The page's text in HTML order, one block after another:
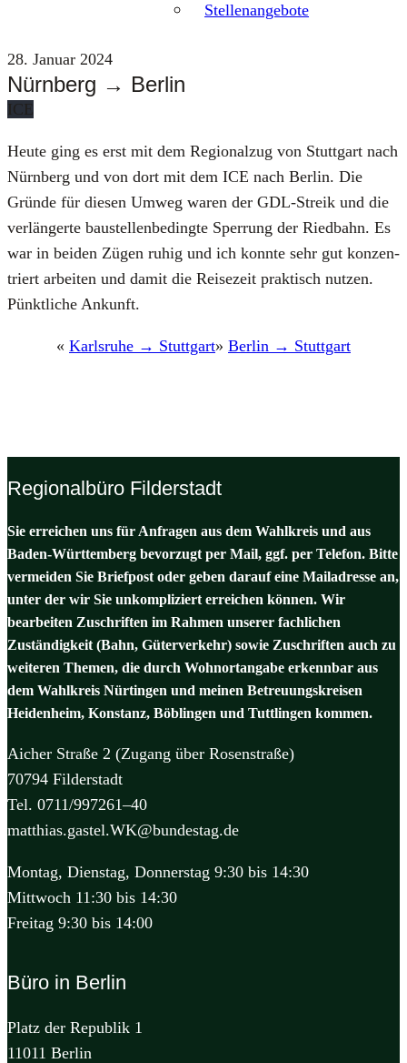
Stellenangebote
28. Januar 2024
Nürnberg → Berlin
ICE
Heu­te ging es erst mit dem Regio­nal­zug von Stutt­gart nach
Nürn­berg und von dort mit dem ICE nach Ber­lin. Die
Grün­de für die­sen Umweg waren der GDL-Streik und die
ver­län­ger­te bau­stel­len­be­ding­te Sper­rung der Ried­bahn. Es
war in bei­den Zügen ruhig und ich konn­te sehr gut kon­zen­
triert arbei­ten und damit die Rei­se­zeit prak­tisch nut­zen.
Pünkt­li­che Ankunft.
« Karlsruhe → Stuttgart» Berlin → Stuttgart
Regionalbüro Filderstadt
Sie erreichen uns für Anfragen aus dem Wahlkreis und aus
Baden-Württemberg bevorzugt per Mail, ggf. per Telefon. Bitte
vermeiden Sie Briefpost oder geben darauf eine Mailadresse an,
unter der wir Sie unkompliziert erreichen können. Wir
bearbeiten Zuschriften im Rahmen unserer fachlichen
Zuständigkeit (Bahn, Güterverkehr) sowie Zuschriften auch zu
weiteren Themen, die durch Wohnortangabe erkennbar aus
dem Wahlkreis Nürtingen und meinen Betreuungskreisen
Heidenheim, Konstanz, Böblingen und Tuttlingen kommen.
Aicher Straße 2 (Zugang über Rosenstraße)
70794 Filderstadt
Tel. 0711/997261–40
matthias.gastel.WK@bundestag.de
Montag, Dienstag, Donnerstag 9:30 bis 14:30
Mittwoch 11:30 bis 14:30
Freitag 9:30 bis 14:00
Büro in Berlin
Platz der Republik 1
11011 Berlin